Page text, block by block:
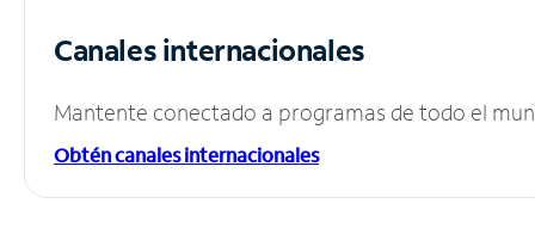
Canales internacionales
Mantente conectado a programas de todo el
Obtén canales internacionales